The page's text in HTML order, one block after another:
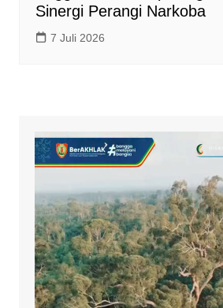
Sinergi Perangi Narkoba
7 Juli 2026